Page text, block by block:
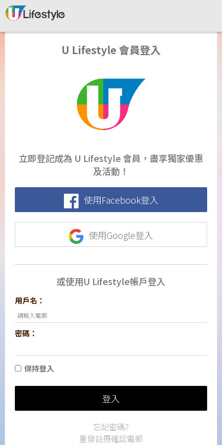
U Lifestyle 會員登入
立即登記成為 U Lifestyle 會員，盡享獨家優惠
及活動！
使用Facebook登入
使用Google登入
或使用U Lifestyle帳戶登入
用戶名：
密碼：
保持登入
登入
忘記密碼?
重發註冊確認電郵